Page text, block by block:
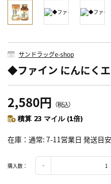
サンドラッグe-shop
◆ファイン にんにく
2,580円 （税込）
積算 23 マイル (1倍)
在庫 通常: 7-11営業日 発送目安
購入数：